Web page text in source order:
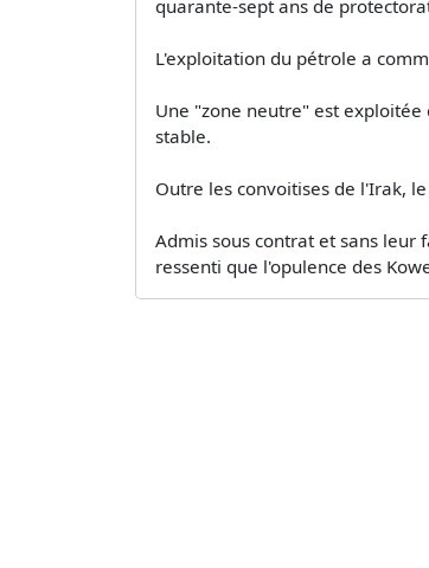
quarante-sept ans de
L'exploitation du pétrole a
Une "zone neutre" est
stable.
Outre les convoitises de l'Irak,
Admis sous contrat et sans leur
ressenti que l'opulence des